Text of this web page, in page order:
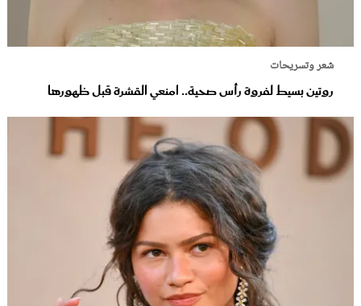
شعر وتسريحات
روتين بسيط لفروة رأس صحية.. امنعي القشرة قبل ظهورها